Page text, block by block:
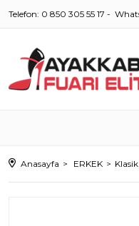
Telefon: 0 850 305 55 17 -
Anasayfa ERKEK